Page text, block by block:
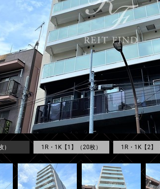
1R・1K【1】（20枚） 1R・1K【2】